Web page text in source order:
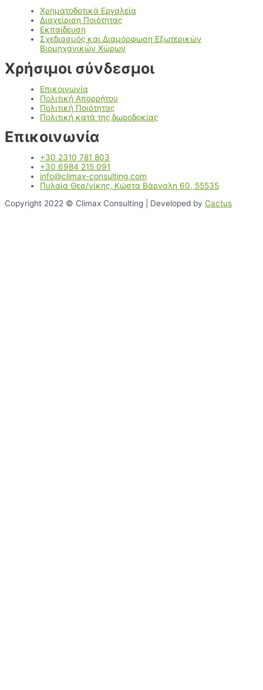
Χρηματοδοτικά Εργαλεία
Διαχείριση Ποιότητας
Εκπαίδευση
Σχεδιασμός και Διαμόρφωση Εξωτερικών
Βιομηχανικών Χώρων
Χρήσιμοι σύνδεσμοι
Επικοινωνία
Πολιτική Απορρήτου
Πολιτική Ποιότητας
Πολιτική κατά της δωροδοκίας
Επικοινωνία
+30 2310 781 803
+30 6984 215 091
info@climax-consulting.com
Πυλαία Θεσ/νίκης, Κώστα Βάρναλη 60, 55535
Copyright 2022 © Climax Consulting | Developed by Cactus